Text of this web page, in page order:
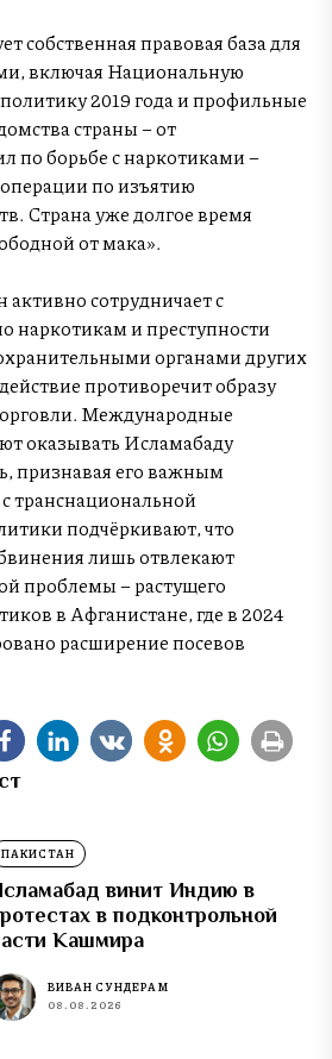
собственная правовая база для
включая Национальную
2019 года и профильные
страны – от
по борьбе с наркотиками –
по изъятию
Страна уже долгое время
от мака».
активно сотрудничает с
и преступности
органами других
противоречит образу
Международные
оказывать Исламабаду
признавая его важным
транснациональной
подчёркивают, что
лишь отвлекают
проблемы – растущего
в Афганистане, где в 2024
расширение посевов
ПАКИСТАН
винит Индию в
в подконтрольной
Кашмира
ВИВАН СУНДЕРАМ
08.08.2026